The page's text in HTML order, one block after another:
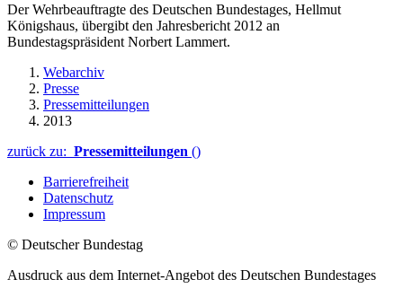
Der Wehrbeauftragte des Deutschen Bundestages, Hellmut
Königshaus, übergibt den Jahresbericht 2012 an
Bundestagspräsident Norbert Lammert.
Webarchiv
Presse
Pressemitteilungen
2013
zurück zu: Pressemitteilungen ()
Barrierefreiheit
Datenschutz
Impressum
© Deutscher Bundestag
Ausdruck aus dem Internet-Angebot des Deutschen Bundestages